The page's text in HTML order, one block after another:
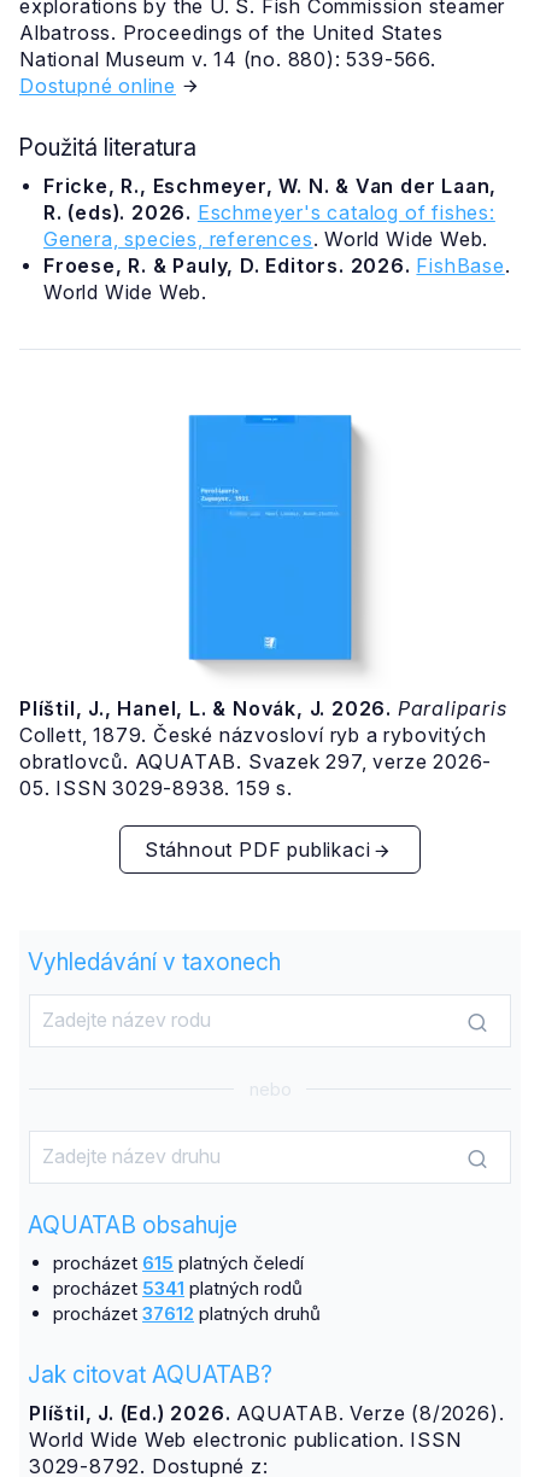
explorations by the U. S. Fish Commission steamer
Albatross. Proceedings of the United States
National Museum v. 14 (no. 880): 539-566.
Dostupné online
Použitá literatura
Fricke, R., Eschmeyer, W. N. & Van der Laan,
R. (eds). 2026. Eschmeyer's catalog of fishes:
Genera, species, references. World Wide Web.
Froese, R. & Pauly, D. Editors. 2026. FishBase.
World Wide Web.
Plíštil, J., Hanel, L. & Novák, J. 2026. Paraliparis
Collett, 1879. České názvosloví ryb a rybovitých
obratlovců. AQUATAB. Svazek 297, verze 2026-
05. ISSN 3029-8938. 159 s.
Stáhnout PDF publikaci
Vyhledávání v taxonech
nebo
AQUATAB obsahuje
procházet 615 platných čeledí
procházet 5341 platných rodů
procházet 37612 platných druhů
Jak citovat AQUATAB?
Plíštil, J. (Ed.) 2026. AQUATAB. Verze (8/2026).
World Wide Web electronic publication. ISSN
3029-8792. Dostupné z: